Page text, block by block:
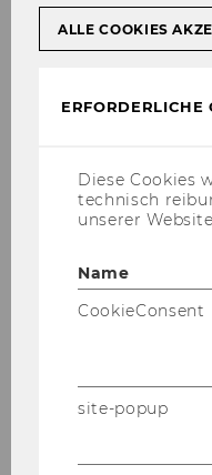
Erfahrung sammeln
Volunteering@WU
WU Impact
WU Impact
ALLE COOKIES
ERFORDERLICHE
Diese Cookies
technisch
unserer
Name
CookieConsent
site-popup